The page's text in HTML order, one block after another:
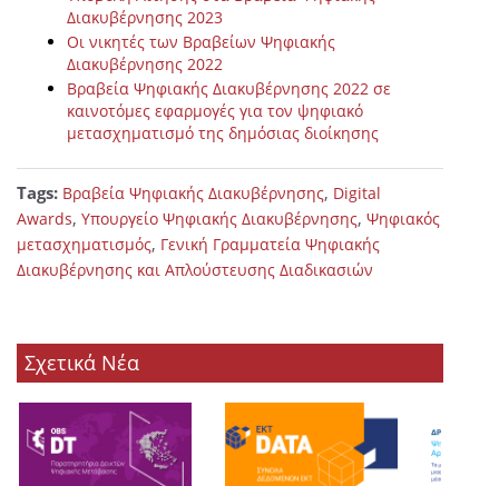
Διακυβέρνησης 2023
Οι νικητές των Βραβείων Ψηφιακής
Διακυβέρνησης 2022
Βραβεία Ψηφιακής Διακυβέρνησης 2022 σε
καινοτόμες εφαρμογές για τον ψηφιακό
μετασχηματισμό της δημόσιας διοίκησης
Tags: Βραβεία Ψηφιακής Διακυβέρνησης, Digital
Awards, Υπουργείο Ψηφιακής Διακυβέρνησης, Ψηφιακός
μετασχηματισμός, Γενική Γραμματεία Ψηφιακής
Διακυβέρνησης και Απλούστευσης Διαδικασιών
Σχετικά Νέα